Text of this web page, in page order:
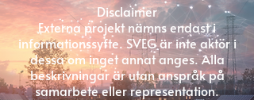
Disclaimer
Externa projekt nämns endast i
informationssyfte. SVEG är inte aktör i
dessa om inget annat anges. Alla
beskrivningar är utan anspråk på
samarbete eller representation.